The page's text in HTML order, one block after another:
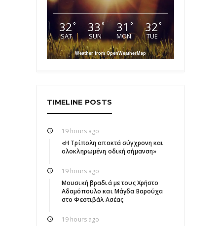
32°
SAT
33°
SUN
31°
MON
32°
TUE
Weather from OpenWeatherMap
TIMELINE POSTS
19 hours ago
«Η Τρίπολη αποκτά σύγχρονη και
ολοκληρωμένη οδική σήμανση»
19 hours ago
Μουσική βραδιά με τους Χρήστο
Αδαμόπουλο και Μάγδα Βαρούχα
στο Φεστιβάλ Ασέας
19 hours ago